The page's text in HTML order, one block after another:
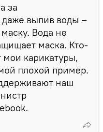
за
даже выпив воды –
Вода не
маска. Кто-
мои карикатуры,
плохой пример.
наш